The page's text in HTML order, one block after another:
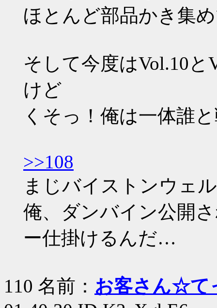
ほとんど部品かき集
そして今度はVol.10
けど
くそっ！俺は一体誰
>>108
まじバイストンウェ
俺、ダンバイン公開
ー仕掛けるんだ…
110 名前： お客さん☆て